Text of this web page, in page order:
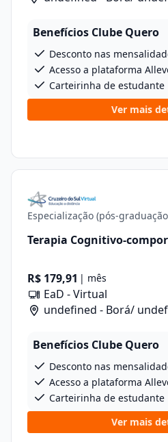
Benefícios Clube Quero
Desconto nas
Acesso a plataforma
Carteirinha de estudante
Ver mais
Especialização (pós-
Terapia Cognitivo-
R$ 179,91 | mês
EaD - Virtual
undefined - Borá/
Benefícios Clube Quero
Desconto nas
Acesso a plataforma
Carteirinha de estudante
Ver mais